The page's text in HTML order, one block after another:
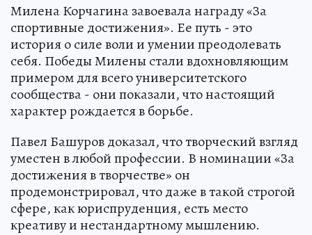
Милена Корчагина завоевала награду «За
спортивные достижения». Ее путь - это
история о силе воли и умении преодолевать
себя. Победы Милены стали вдохновляющим
примером для всего университетского
сообщества - они показали, что настоящий
характер рождается в борьбе.
Павел Башуров доказал, что творческий взгляд
уместен в любой профессии. В номинации «За
достижения в творчестве» он
продемонстрировал, что даже в такой строгой
сфере, как юриспруденция, есть место
креативу и нестандартному мышлению.